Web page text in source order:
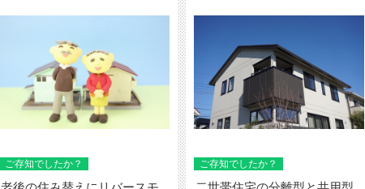
ご存知でしたか？ ご存知でしたか？